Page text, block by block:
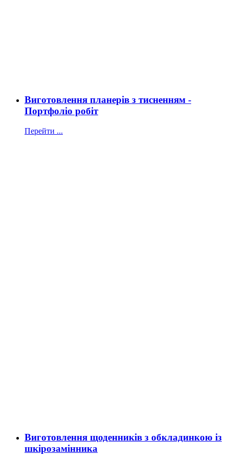
Виготовлення планерів з тисненням -
Портфоліо робіт
Перейти ...
Виготовлення щоденників з обкладинкою із
шкірозамінника